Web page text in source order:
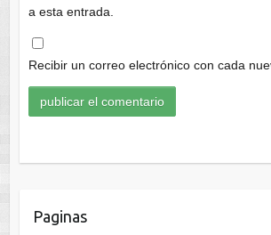
a esta entrada.
Recibir un correo electrónico con cada
Paginas